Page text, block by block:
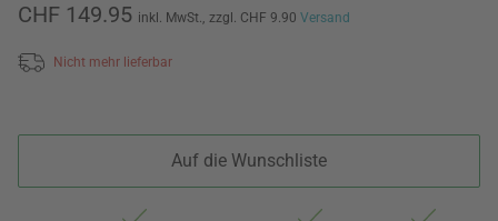
CHF 149.95 inkl. MwSt., zzgl. CHF 9.90 Versand
Nicht mehr lieferbar
Auf die Wunschliste